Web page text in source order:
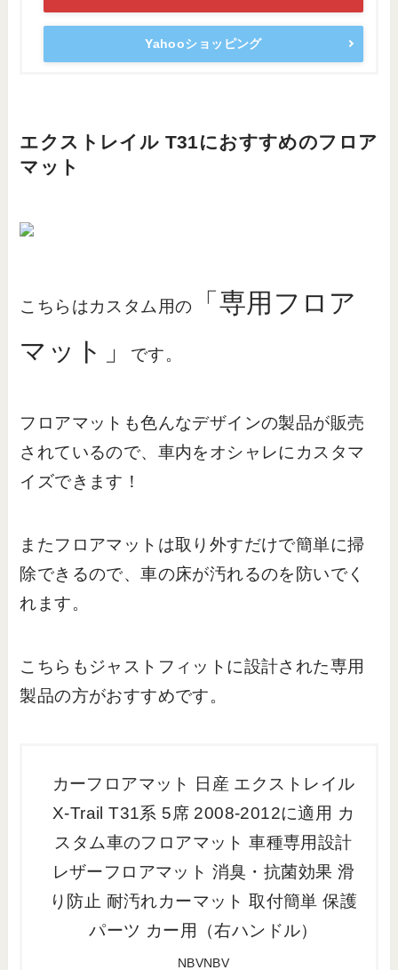
Yahooショッピング
エクストレイル T31におすすめのフロア
マット
こちらはカスタム用の
「専用フロア
マット」
です。
フロアマットも色んなデザインの製品が販売
されているので、車内をオシャレにカスタマ
イズできます！
またフロアマットは取り外すだけで簡単に掃
除できるので、車の床が汚れるのを防いでく
れます。
こちらもジャストフィットに設計された専用
製品の方がおすすめです。
カーフロアマット 日産 エクストレイル
X-Trail T31系 5席 2008-2012に適用 カ
スタム車のフロアマット 車種専用設計
レザーフロアマット 消臭・抗菌効果 滑
り防止 耐汚れカーマット 取付簡単 保護
パーツ カー用（右ハンドル）
NBVNBV